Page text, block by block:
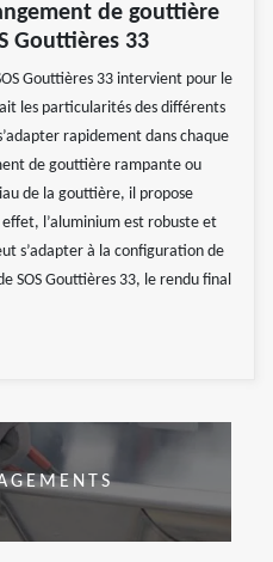
de gouttière
Gouttières 33
Gouttières 33 intervient pour le
les particularités des différents
rapidement dans chaque
de gouttière rampante ou
de la gouttière, il propose
l’aluminium est robuste et
s’adapter à la configuration de
SOS Gouttières 33, le rendu final